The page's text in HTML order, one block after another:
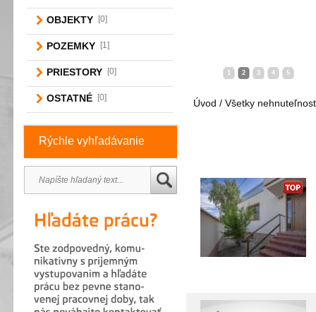
OBJEKTY [0]
POZEMKY [1]
PRIESTORY [0]
OSTATNÉ [0]
Rýchle vyhľadávanie
1 2 3 4 5
Úvod / Všetky